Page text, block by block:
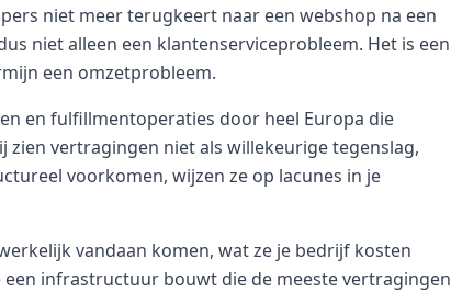
niet meer terugkeert naar een webshop na een
niet alleen een klantenserviceprobleem. Het is een
een omzetprobleem.
en fulfillmentoperaties door heel Europa die
zien vertragingen niet als willekeurige tegenslag,
voorkomen, wijzen ze op lacunes in je
vandaan komen, wat ze je bedrijf kosten
infrastructuur bouwt die de meeste vertragingen